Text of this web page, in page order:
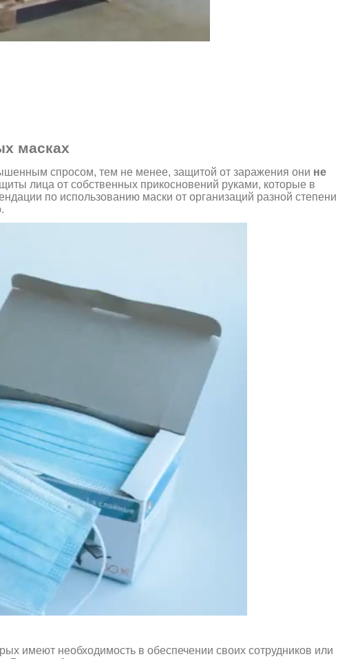
масках
спросом, тем не менее, защитой от заражения они не
лица от собственных прикосновений руками, которые в
по использованию маски от организаций разной степени
имеют необходимость в обеспечении своих сотрудников или